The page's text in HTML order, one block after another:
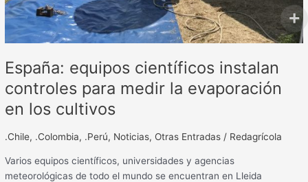
España: equipos científicos instalan
controles para medir la evaporación
en los cultivos
.Chile, .Colombia, .Perú, Noticias, Otras Entradas / Redagrícola
Varios equipos científicos, universidades y agencias
meteorológicas de todo el mundo se encuentran en Lleida